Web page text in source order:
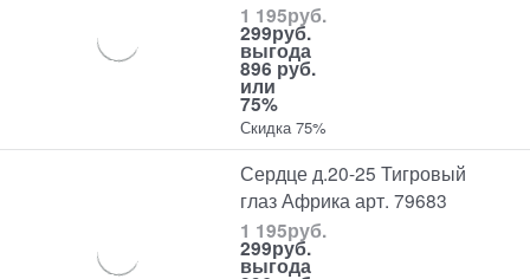
1 195руб.
299руб.
выгода
896 руб.
или
75%
Скидка 75%
Сердце д.20-25 Тигровый
глаз Африка арт. 79683
1 195руб.
299руб.
выгода